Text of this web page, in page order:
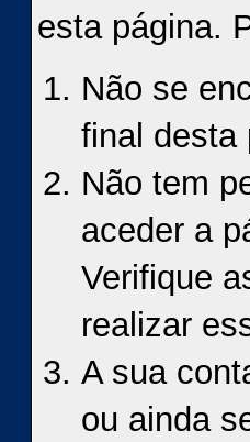
esta página.
Não se
final desta
Não tem
aceder a
Verifique
realizar
A sua
ou ainda